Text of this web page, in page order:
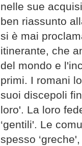
nelle sue
ben riassunto
si è mai
itinerante, che
del mondo e
primi. I romani
suoi discepoli
loro'. La loro
‘gentili'. Le
spesso